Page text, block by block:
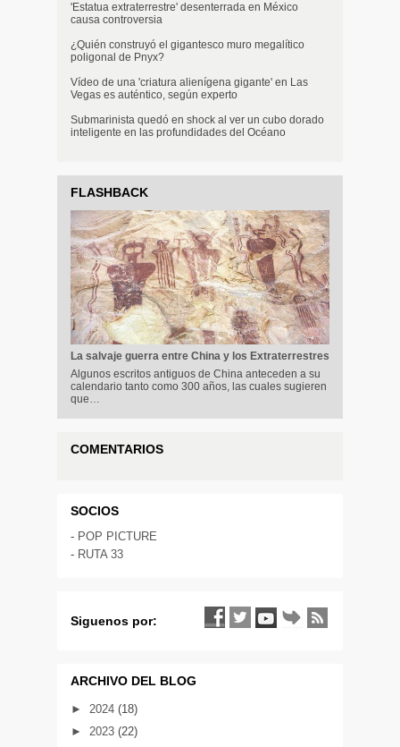
'Estatua extraterrestre' desenterrada en México
causa controversia
¿Quién construyó el gigantesco muro megalítico
poligonal de Pnyx?
Vídeo de una 'criatura alienígena gigante' en Las
Vegas es auténtico, según experto
Submarinista quedó en shock al ver un cubo dorado
inteligente en las profundidades del Océano
FLASHBACK
La salvaje guerra entre China y los Extraterrestres
Algunos escritos antiguos de China anteceden a su
calendario tanto como 300 años, las cuales sugieren
que…
COMENTARIOS
SOCIOS
- POP PICTURE
- RUTA 33
Siguenos por:
ARCHIVO DEL BLOG
► 2024 (18)
► 2023 (22)